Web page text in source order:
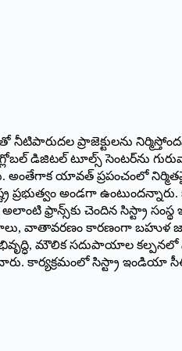
ప్రాజెక్టులను
గ్లోబల్‌ డిజిటల్‌ టూల్స్‌ సెంటర్‌ను
యావత్‌ ప్రపంచంలో
అండగా
ఫ్రాన్స్‌కు చెందిన సిస్ట్రా
వాతావరణం కారణంగా బహుళ జాతి
మౌలిక సదుపాయాల
కార్యక్రమంలో సిస్ట్రా ఇండియా